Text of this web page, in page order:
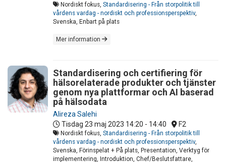
Nordiskt fokus, Standardisering - Från storpolitik till
vårdens vardag - nordiskt och professionsperspektiv,
Svenska, Enbart på plats
Mer information
Standardisering och certifiering för
hälsorelaterade produkter och tjänster
genom nya plattformar och AI baserad
på hälsodata
Alireza Salehi
Tisdag 23 maj 2023 14:20 - 14:40 F2
Nordiskt fokus, Standardisering - Från storpolitik till
vårdens vardag - nordiskt och professionsperspektiv,
Svenska, Förinspelat + På plats, Presentation, Verktyg för
implementering, Introduktion, Chef/Beslutsfattare,